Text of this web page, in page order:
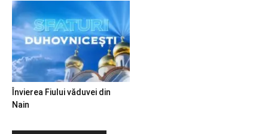
Învierea Fiului văduvei din
Nain